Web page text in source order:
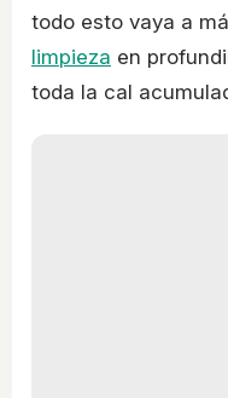
todo esto vaya a
limpieza en
toda la cal